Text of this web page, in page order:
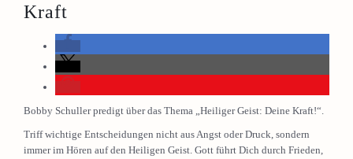
Kraft
Bobby Schuller predigt über das Thema „Heiliger Geist: Deine Kraft!“.
Triff wichtige Entscheidungen nicht aus Angst oder Druck, sondern
immer im Hören auf den Heiligen Geist. Gott führt Dich durch Frieden,